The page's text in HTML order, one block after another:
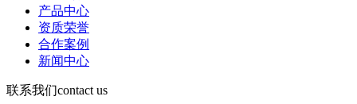
产品中心
资质荣誉
合作案例
新闻中心
联系我们contact us